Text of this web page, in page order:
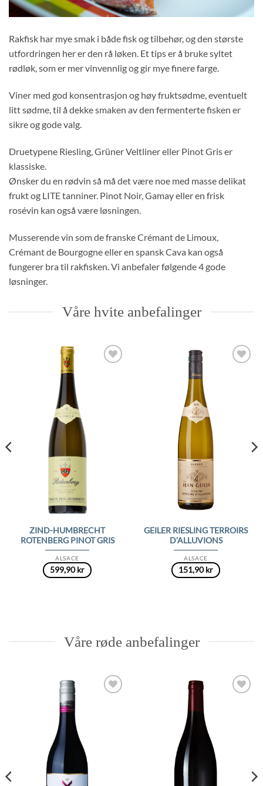
Rakfisk har mye smak i både fisk og tilbehør, og den største
utfordringen her er den rå løken. Et tips er å bruke syltet
rødløk, som er mer vinvennlig og gir mye finere farge.
Viner med god konsentrasjon og høy fruktsødme, eventuelt
litt sødme, til å dekke smaken av den fermenterte fisken er
sikre og gode valg.
Druetypene Riesling, Grüner Veltliner eller Pinot Gris er
klassiske.
Ønsker du en rødvin så må det være noe med masse delikat
frukt og LITE tanniner. Pinot Noir, Gamay eller en frisk
rosévin kan også være løsningen.
Musserende vin som de franske Crémant de Limoux,
Crémant de Bourgogne eller en spansk Cava kan også
fungerer bra til rakfisken. Vi anbefaler følgende 4 gode
løsninger.
Våre hvite anbefalinger
ALSACE
ZIND-HUMBRECHT
ROTENBERG PINOT GRIS
599,90kr
ALSACE
GEILER RIESLING TERROIRS
D’ALLUVIONS
151,90kr
Våre røde anbefalinger